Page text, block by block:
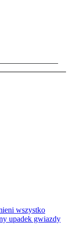
wszystko
upadek gwiazdy